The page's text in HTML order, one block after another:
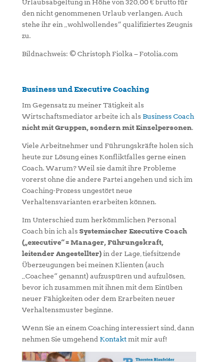
Urlaubsabgeltung in Höhe von 320,00 € brutto für
den nicht genommenen Urlaub verlangen. Auch
stehe ihr ein „wohlwollendes“ qualifiziertes Zeugnis
zu.
Bildnachweis: © Christoph Fiolka – Fotolia.com
Business und Executive Coaching
Im Gegensatz zu meiner Tätigkeit als
Wirtschaftsmediator arbeite ich als Business Coach
nicht mit Gruppen, sondern mit Einzelpersonen.
Viele Arbeitnehmer und Führungskräfte holen sich
heute zur Lösung eines Konfliktfalles gerne einen
Coach. Warum? Weil sie damit ihre Probleme
vorerst ohne die andere Partei angehen und sich im
Coaching-Prozess ungestört neue
Verhaltensvarianten erarbeiten können.
Im Unterschied zum herkömmlichen Personal
Coach bin ich alsSystemischer Executive Coach
(„executive“ = Manager, Führungskraft,
leitender Angestellter)in der Lage, tiefsitzende
Überzeugungen bei meinen Klienten (auch
„Coachee“ genannt) aufzuspüren und aufzulösen,
bevor ich zusammen mit ihnen mit dem Einüben
neuer Fähigkeiten oder dem Erarbeiten neuer
Verhaltensmuster beginne.
Wenn Sie an einem Coaching interessiert sind, dann
nehmen Sie umgehend Kontaktmit mir auf!